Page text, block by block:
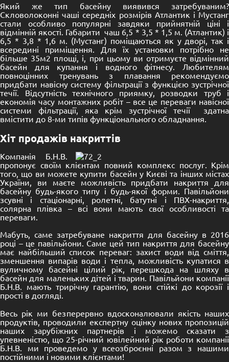
Який же тип басейну виявився затребуваним?
Скловолоконні чаші середніх розмірів Атлантик і Мустанг
стали особливо популярні завдяки прийнятній ціні і
відмінній якості. Габарити чаш 6,5 * 3,5 * 1,5 м. (Атлантик) і
6,5 * 3,8 * 1,6 м. (Мустанг) поміщаються як у дворі, так і
всередині приміщення. Для їх установки потрібно не
більше 35м2 площі, і, при цьому ви отримуєте відмінний
басейн для купання і водного фітнесу. Любителям
повноцінних тренувань з плавання рекомендуємо
придбати навісну систему фільтрації з функцією зустрічної
течії. Відсутність технічного приямку, розводки труб і
економія часу монтажних робіт – все це переваги навісної
системи фільтрації, яка крім зустрічної течії здатна
вмістити до 8-ми типів функціонального обладнання.
Хіт продажів накриттів
Компанія Б.Н.В.
пропонує своїм клієнтам повний комплекс послуг. Крім
того, що ви можете купити басейн у Києві та інших містах
України, ви маєте можливість придбати накриття для
басейну будь-якого типу і будь-якої форми. Павільйони
зсувні і стаціонарні, ролетні, батутні і ПВХ-накриття,
солярна плівка – всі вони мають свої особливості та
переваги.
Мабуть, саме затребуване накриття для басейну в 2016
році – це павільйони. Саме цей тип накриття для басейну
має найбільший список переваг: захист води від сміття,
зменшення випарів води і тепла, можливість купатися в
вуличному басейні цілий рік, перешкода на шляху в
басейн для маленьких дітей і тварин. Павільйони компанії
Б.Н.В. мають трирічну гарантію, вони стійкі до корозії і
прості в догляді.
Весь рік ми безперервно вдосконалювали якість наших
продуктів, проводили експертну оцінку нових пропозицій
наших зарубіжних партнерів і можемо сказати з
упевненістю, що 25-річний ювілейний рік роботи компанії
Б.Н.В. ми проведемо у всеозброєнні разом з нашими
постійними і новими клієнтами!